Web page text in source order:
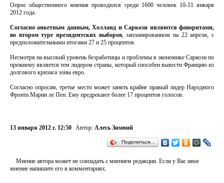
Опрос общественного мнения проводился среди 1600 человек 10-11 января
2012 года.
Согласно анкетным данным, Холланд и Саркози являются фаворитами,
во втором туре президентских выборов, запланированном на 22 апреля, с
предположительными итогами 27 и 25 процентов.
Несмотря на высокий уровень безработицы и проблемы в экономике Саркози по
прежнему является тем лидером страны, который способен вывести Францию из
долгового кризиса зоны евро.
Согласно опросам, третье место может занять крайне правый лидер Народного
Фронта Марин ле Пен. Ему предрекают более 17 процентов голосов.
13 января 2012 г. 12:50 Автор: Алесь Зимний
Поделиться…
Мнение автора может не совпадать с мнением редакции. Если у Вас иное
мнение напишите его в комментариях.